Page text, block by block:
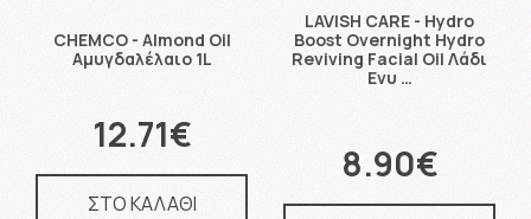
CHEMCO - Almond Oil
Αμυγδαλέλαιο 1L
12.71€
ΣΤΟ ΚΑΛΑΘΙ
LAVISH CARE - Hydro
Boost Overnight Hydro
Reviving Facial Oil Λάδι
Ενυ …
8.90€